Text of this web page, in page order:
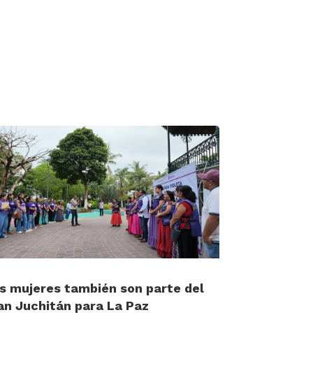
mujeres también son parte del
Juchitán para La Paz